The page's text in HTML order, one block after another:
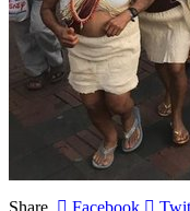
Share. Facebook